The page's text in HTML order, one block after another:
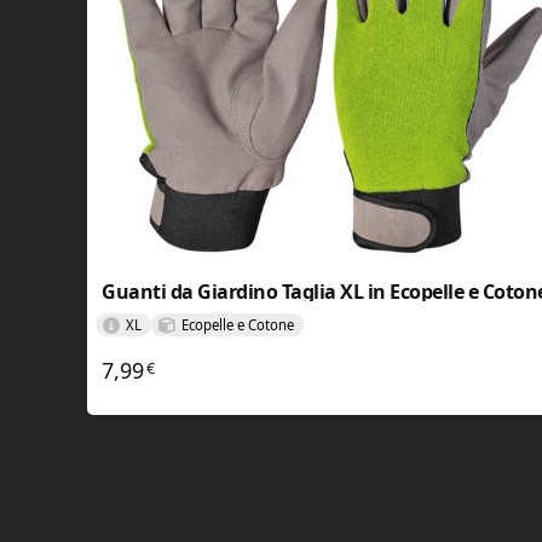
Guanti da Giardino Taglia XL in Ecopelle e
XL Ecopelle e Cotone
7,99€